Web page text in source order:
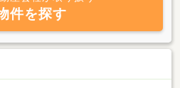
い！
件を探す